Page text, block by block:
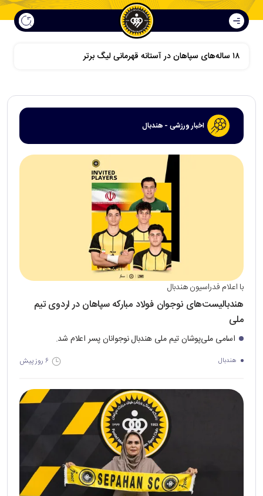
اخبار ورزشی - هندبال
با اعلام فدراسیون هندبال
هندبالیست‌های نوجوان فولاد مبارکه سپاهان در اردوی تیم
ملی
اسامی ملی‌پوشان تیم ملی هندبال نوجوانان پسر اعلام شد.
هندبال ۶ روز پیش